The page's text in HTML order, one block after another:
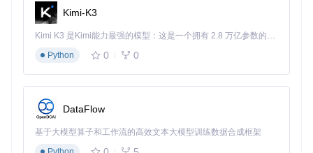
现象分析
e not supported」错误。
工具当前仅支持英文游戏界面，非英文环境下文本特征不匹
配。
阶梯式解决方案
启动原神客户端，通过 ESC 菜单进入设置界面
在「语言」选项卡中将游戏语言切换为「English」
Kimi-K3
Kimi K3 是Kimi能力最强的模型：这是一个拥有 2.8 万亿参数的混合专家（MoE）模型，具备原生视觉理解能力，并支持 100 万 token 的上下文窗口。
Python
0 0
DataFlow
基于大模型算子和工作流的高效文本大模型训练数据合成框架